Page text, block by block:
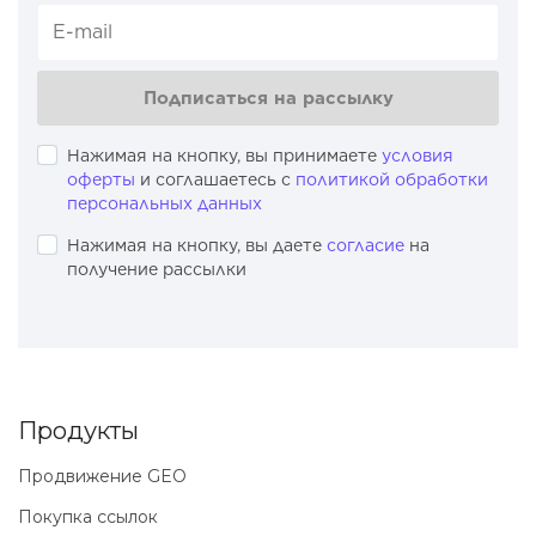
Подписаться на рассылку
Нажимая на кнопку, вы принимаете условия
оферты и соглашаетесь с политикой обработки
персональных данных
Нажимая на кнопку, вы даете согласие на
получение рассылки
Продукты
Продвижение GEO
Покупка ссылок